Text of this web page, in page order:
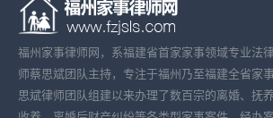
福州家事律师网，系福建省首家家事领域专业法
师蔡思斌团队主持，专注于福州乃至福建全省家
思斌律师团队组建以来办理了数百宗的离婚、抚